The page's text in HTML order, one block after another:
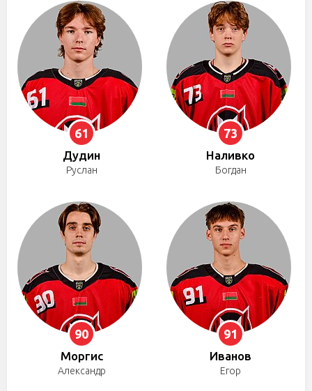
61
Дудин
Руслан
73
Наливко
Богдан
90
Моргис
Александр
91
Иванов
Егор